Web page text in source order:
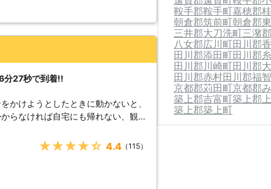
った時はぜひ弊社をご利用ください
分27秒で到着!!
かけようとしたときに動かないと、
らなければ自宅にも帰れない、観光
お電
客さまの元へ駆け付けることで
たからこそ、どのルートを使えば
★★★★★ 4.4（115）
鞍手郡鞍手町嘉穂郡
朝倉郡筑前町朝倉郡
三井郡大刀洗町三潴
八女郡広川町田川郡
田川郡添田町田川郡
田川郡川崎町田川郡
田川郡赤村田川郡福
京都郡苅田町京都郡
築上郡吉富町築上郡
築上郡築上町